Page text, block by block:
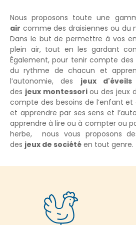
Nous proposons toute une
air comme des draisiennes ou du
Dans le but de permettre à vos
plein air, tout en les gardant
Également, pour tenir compte des
du rythme de chacun et
l’autonomie, des jeux d'éveils
des jeux montessoriou des jeux
compte des besoins de l’enfant
et apprendre par ses sens et
apprendre à lire ou à compter ou
herbe, nous vous proposons
des jeux de société en tout genre.